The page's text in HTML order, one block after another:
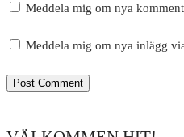
Meddela mig om nya
Meddela mig om nya inlägg